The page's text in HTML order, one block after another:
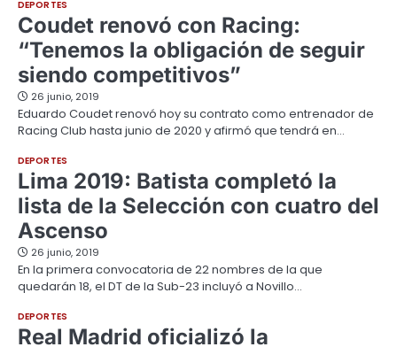
DEPORTES
Coudet renovó con Racing:
“Tenemos la obligación de seguir
siendo competitivos”
26 junio, 2019
Eduardo Coudet renovó hoy su contrato como entrenador de
Racing Club hasta junio de 2020 y afirmó que tendrá en…
DEPORTES
Lima 2019: Batista completó la
lista de la Selección con cuatro del
Ascenso
26 junio, 2019
En la primera convocatoria de 22 nombres de la que
quedarán 18, el DT de la Sub-23 incluyó a Novillo…
DEPORTES
Real Madrid oficializó la